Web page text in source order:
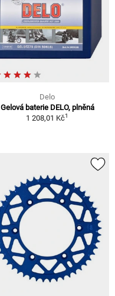
Delo
Gelová baterie DELO, plněná
1 208,01 Kč1